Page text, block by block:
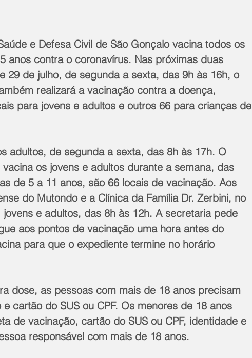
e Defesa Civil de São Gonçalo vacina todos os
anos contra o coronavírus. Nas próximas duas
29 de julho, de segunda a sexta, das 9h às 16h, o
realizará a vacinação contra a doença,
para jovens e adultos e outros 66 para crianças de
adultos, de segunda a sexta, das 8h às 17h. O
os jovens e adultos durante a semana, das
de 5 a 11 anos, são 66 locais de vacinação. Aos
do Mutondo e a Clínica da Família Dr. Zerbini, no
e adultos, das 8h às 12h. A secretaria pede
aos pontos de vacinação uma hora antes do
para que o expediente termine no horário
dose, as pessoas com mais de 18 anos precisam
cartão do SUS ou CPF. Os menores de 18 anos
de vacinação, cartão do SUS ou CPF, identidade e
responsável com mais de 18 anos.